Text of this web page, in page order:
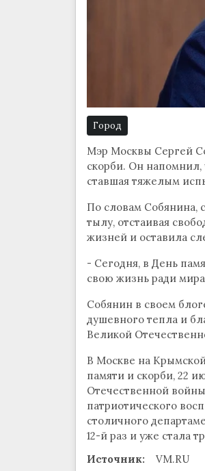
Город
Мэр Москвы Сергей
скорби. Он напомнил,
ставшая тяжелым
По словам Собянина,
тылу, отстаивая
жизней и оставила
- Сегодня, в День
свою жизнь ради
Собянин в своем
душевного тепла и
Великой
В Москве на
памяти и скорби, 22
Отечественной
патриотического
столичного
12-й раз и уже стала
Источник:
VM.RU